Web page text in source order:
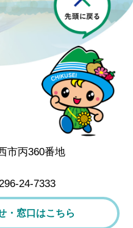
筑西市
市丙360番地
24-7333
・窓口はこちら